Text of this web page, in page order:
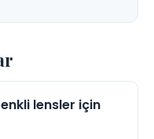
lensler için